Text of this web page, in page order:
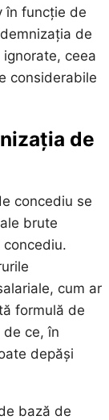
în funcție de
de
ceea
considerabile
de
concediu se
brute
cum ar
formulă de
ce, în
depăși
bază de